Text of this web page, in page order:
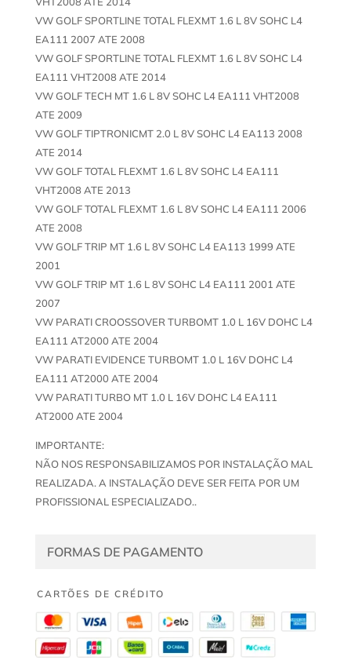
VW GOLF SPORTLINE TOTAL FLEXMT 1.6 L 8V SOHC L4
EA111 2007 ATE 2008
VW GOLF SPORTLINE TOTAL FLEXMT 1.6 L 8V SOHC L4
EA111 VHT2008 ATE 2014
VW GOLF TECH MT 1.6 L 8V SOHC L4 EA111 VHT2008
ATE 2009
VW GOLF TIPTRONICMT 2.0 L 8V SOHC L4 EA113 2008
ATE 2014
VW GOLF TOTAL FLEXMT 1.6 L 8V SOHC L4 EA111
VHT2008 ATE 2013
VW GOLF TOTAL FLEXMT 1.6 L 8V SOHC L4 EA111 2006
ATE 2008
VW GOLF TRIP MT 1.6 L 8V SOHC L4 EA113 1999 ATE
2001
VW GOLF TRIP MT 1.6 L 8V SOHC L4 EA111 2001 ATE
2007
VW PARATI CROOSSOVER TURBOMT 1.0 L 16V DOHC L4
EA111 AT2000 ATE 2004
VW PARATI EVIDENCE TURBOMT 1.0 L 16V DOHC L4
EA111 AT2000 ATE 2004
VW PARATI TURBO MT 1.0 L 16V DOHC L4 EA111
AT2000 ATE 2004
IMPORTANTE:
NÃO NOS RESPONSABILIZAMOS POR INSTALAÇÃO MAL
REALIZADA. A INSTALAÇÃO DEVE SER FEITA POR UM
PROFISSIONAL ESPECIALIZADO..
FORMAS DE PAGAMENTO
CARTÕES DE CRÉDITO